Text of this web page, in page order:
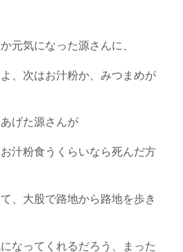
元気になった源さんに、
、次はお汁粉か、みつまめが
げた源さんが
汁粉食うくらいなら死んだ方
、大股で路地から路地を歩き
なってくれるだろう、まった